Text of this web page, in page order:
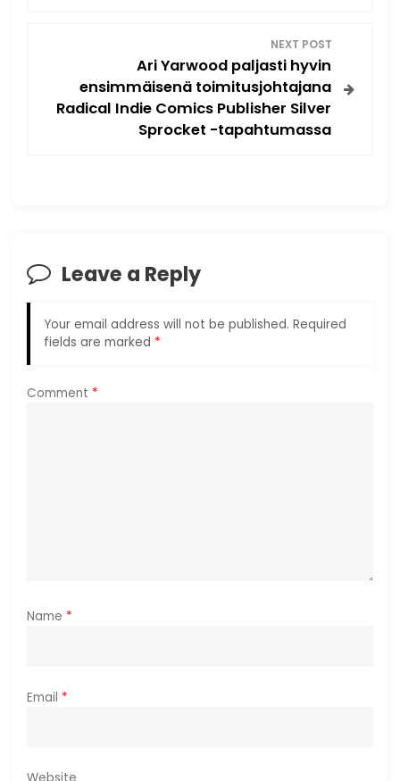
a
i
o
NEXT POST
Ari Yarwood paljasti hyvin
ensimmäisenä toimitusjohtajana
Radical Indie Comics Publisher Silver
Sprocket -tapahtumassa
Leave a Reply
Your email address will not be published. Required
fields are marked *
Comment *
Name *
Email *